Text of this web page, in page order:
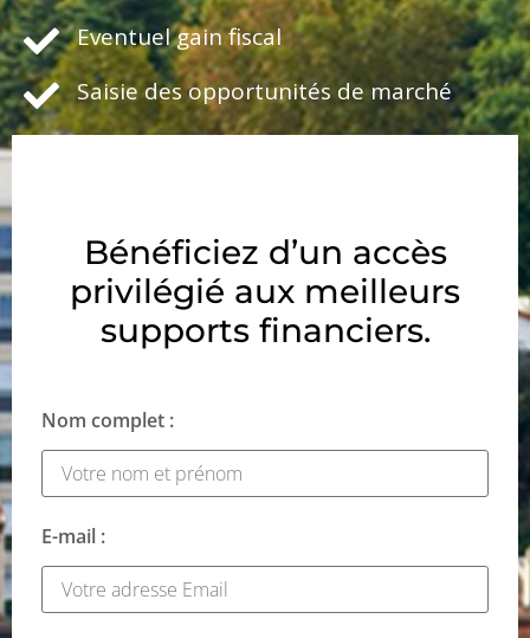
Eventuel gain fiscal
Saisie des opportunités de marché
Bénéficiez d’un accès
privilégié aux meilleurs
supports financiers.
Nom complet :
E-mail :